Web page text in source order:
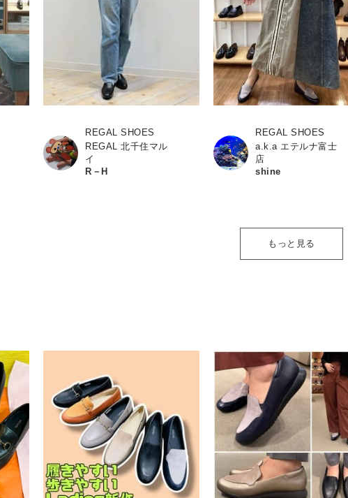
REGAL SHOES
REGAL 北千住マル
イ
R－H
REGAL SHOES
a.k.a エテルナ富士
店
shine
もっと見る